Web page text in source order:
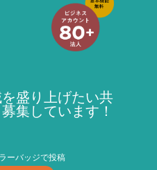
を盛り上げたい共
集しています！
ーバッジで投稿